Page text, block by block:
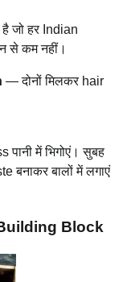
जो हर Indian
से कम नहीं।
— दोनों मिलकर hair
में भिगोएं। सुबह
बनाकर बालों में लगाएं
Block